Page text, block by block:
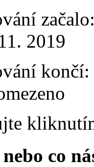
začalo:
2019
končí:
co